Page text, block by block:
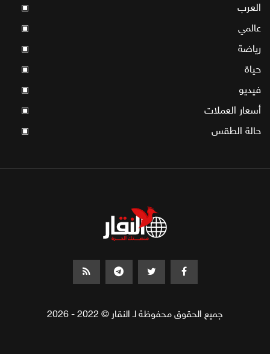
العرب ▣
عالمي ▣
رياضة ▣
حياة ▣
فيديو ▣
أسعار العملات ▣
حالة الطقس ▣
جميع الحقوق محفوظة لـ النقار © 2022 - 2026